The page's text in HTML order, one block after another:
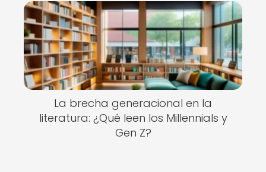
La brecha generacional en la
literatura: ¿Qué leen los Millennials y
Gen Z?